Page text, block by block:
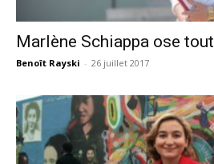
Marlène Schiappa ose tout
Benoît Rayski - 26 juillet 2017